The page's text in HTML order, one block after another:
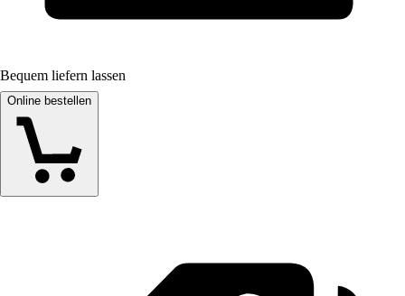
Bequem liefern lassen
Online bestellen